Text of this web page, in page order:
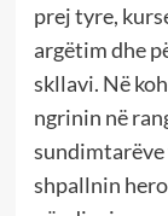
prej tyre,
argëtim dhe
skllavi. Në
ngrinin në
sundimtarëve
shpallnin